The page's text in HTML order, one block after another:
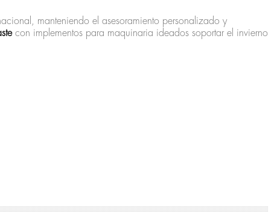
manteniendo el asesoramiento personalizado y
con implementos para maquinaria ideados soportar el invierno